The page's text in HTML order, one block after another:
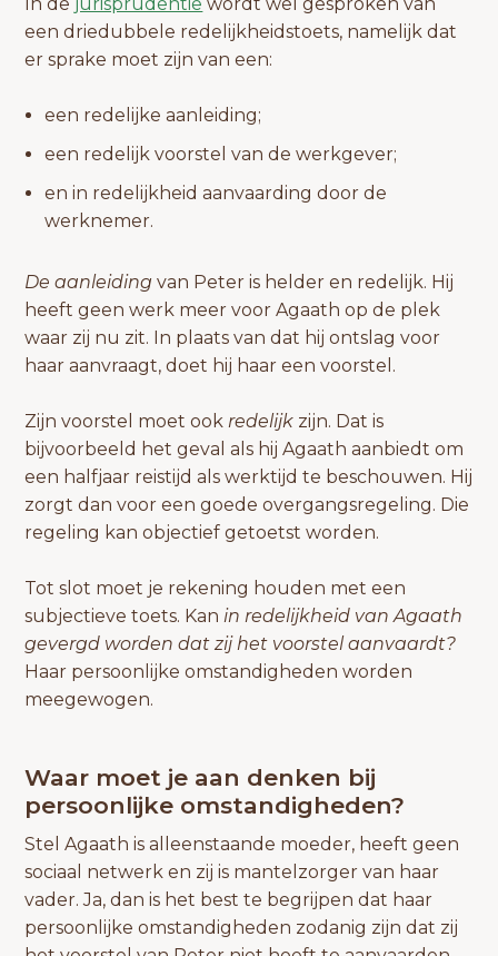
een driedubbele redelijkheidstoets, namelijk dat
er sprake moet zijn van een:
een redelijke aanleiding;
een redelijk voorstel van de werkgever;
en in redelijkheid aanvaarding door de
werknemer.
De aanleiding van Peter is helder en redelijk. Hij
heeft geen werk meer voor Agaath op de plek
waar zij nu zit. In plaats van dat hij ontslag voor
haar aanvraagt, doet hij haar een voorstel.
Zijn voorstel moet ookredelijk zijn. Dat is
bijvoorbeeld het geval als hij Agaath aanbiedt om
een halfjaar reistijd als werktijd te beschouwen. Hij
zorgt dan voor een goede overgangsregeling. Die
regeling kan objectief getoetst worden.
Tot slot moet je rekening houden met een
subjectieve toets. Kanin redelijkheid van Agaath
gevergd worden dat zij het voorstel aanvaardt?
Haar persoonlijke omstandigheden worden
meegewogen.
Waar moet je aan denken bij
persoonlijke omstandigheden?
Stel Agaath is alleenstaande moeder, heeft geen
sociaal netwerk en zij is mantelzorger van haar
vader. Ja, dan is het best te begrijpen dat haar
persoonlijke omstandigheden zodanig zijn dat zij